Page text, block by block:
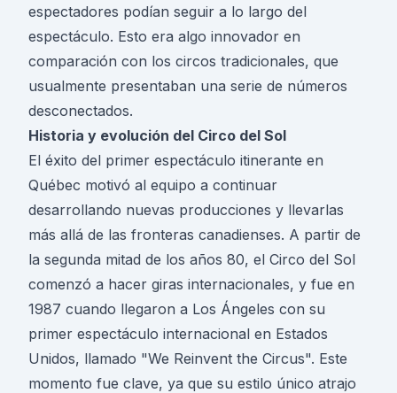
espectadores podían seguir a lo largo del
espectáculo. Esto era algo innovador en
comparación con los circos tradicionales, que
usualmente presentaban una serie de números
desconectados.
Historia y evolución del Circo del Sol
El éxito del primer espectáculo itinerante en
Québec motivó al equipo a continuar
desarrollando nuevas producciones y llevarlas
más allá de las fronteras canadienses. A partir de
la segunda mitad de los años 80, el Circo del Sol
comenzó a hacer giras internacionales, y fue en
1987 cuando llegaron a Los Ángeles con su
primer espectáculo internacional en Estados
Unidos, llamado "We Reinvent the Circus". Este
momento fue clave, ya que su estilo único atrajo